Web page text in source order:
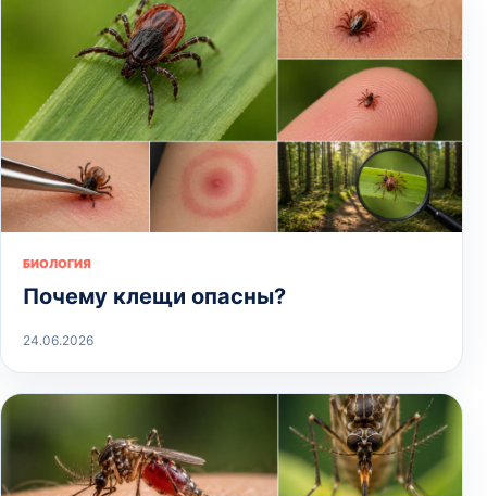
БИОЛОГИЯ
Почему клещи опасны?
24.06.2026